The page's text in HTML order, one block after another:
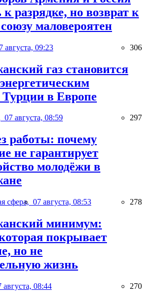
разрядке, но возврат к
маловероятен
августа, 09:23 306
газ становится
в Европе
07 августа, 08:59 297
работы: почему
не гарантирует
молодёжи в
сфера, 07 августа, 08:53 278
минимум:
покрывает
но не
жизнь
августа, 08:44 270